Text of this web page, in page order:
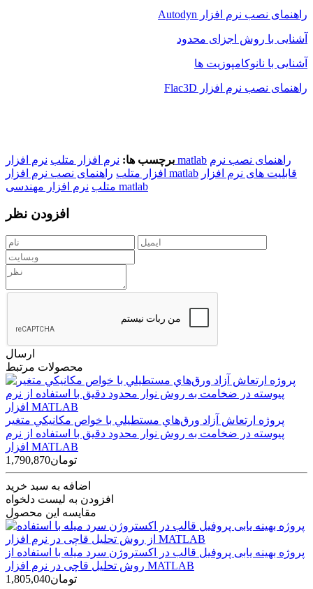
راهنمای نصب نرم افزار Autodyn
آشنایی با روش اجزای محدود
آشنایی با نانوکامپوزیت ها
راهنمای نصب نرم افزار Flac3D
برچسب ها: نرم افزار متلب نرم افزار matlab راهنمای نصب نرم
افزار متلب راهنمای نصب نرم افزار matlab قابلیت های نرم افزار
متلب نرم افزار مهندسی matlab
افزودن نظر
ارسال
محصولات مرتبط
پروژه ارتعاش آزاد ورق‌هاي مستطيلي با خواص مکانيکي متغير
پيوسته در ضخامت به روش نوار محدود دقيق با استفاده از نرم
افزار MATLAB
1,790,870تومان
اضافه به سبد خرید
افزودن به لیست دلخواه
مقایسه این محصول
پروژه بهینه یابی پروفیل قالب در اکستروژن سرد میله با استفاده از
روش تحلیل قاچی در نرم افزار MATLAB
1,805,040تومان